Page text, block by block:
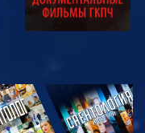
СМОТРЕТЬ
ПЕРЕДАЧИ